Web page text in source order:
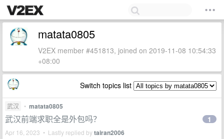
matata0805
V2EX member #451813, joined on 2019-11-08 10:54:33
+08:00
Switch topics list
武汉 • matata0805
武汉前端求职全是外包吗？
Apr 16, 2023 • Lastly replied bytairan2006
1